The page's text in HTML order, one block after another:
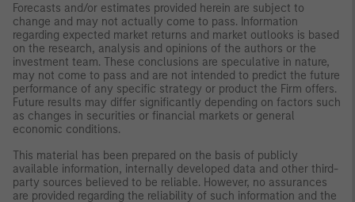
Forecasts and/or estimates provided herein are subject to
change and may not actually come to pass. Information
regarding expected market returns and market outlooks is based
on the research, analysis and opinions of the authors or the
investment team. These conclusions are speculative in nature,
may not come to pass and are not intended to predict the future
performance of any specific strategy or product the Firm offers.
Future results may differ significantly depending on factors such
as changes in securities or financial markets or general
economic conditions.
This material has been prepared on the basis of publicly
available information, internally developed data and other third-
party sources believed to be reliable. However, no assurances
are provided regarding the reliability of such information and the